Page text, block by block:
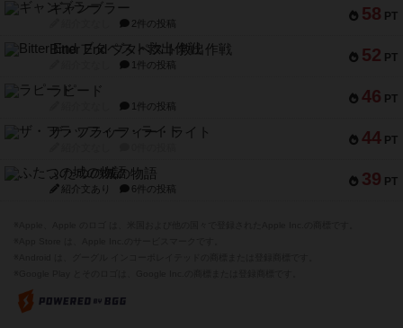
58 PT
ギャンブラー
2件の投稿
52 PT
Bitter End ブタペスト救出作戦
1件の投稿
46 PT
ラピード
1件の投稿
44 PT
ザ・フラッフィー・ライト
39 PT
ふたつの城の物語
紹介文あり 6件の投稿